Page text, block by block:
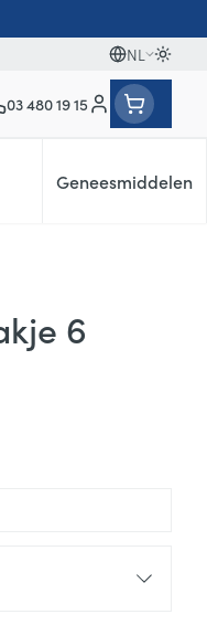
NL
Talen
03 480 19 15
Klant menu
en EHBO categorie
voor Dieren en
Geneesmiddelen
Toon
6